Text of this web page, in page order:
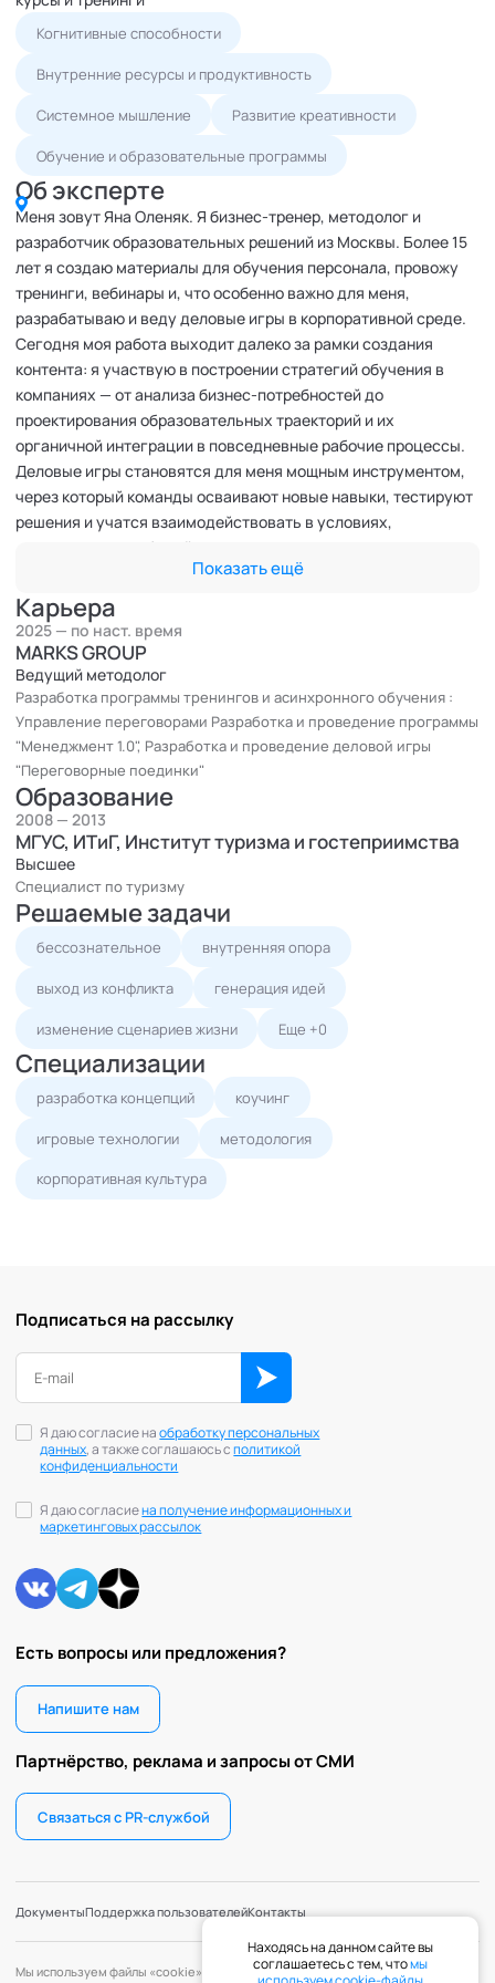
Когнитивные способности
Внутренние ресурсы и продуктивность
Системное мышление Развитие креативности
Обучение и образовательные программы
Об эксперте
Меня зовут Яна Оленяк. Я бизнес-тренер, методолог и
разработчик образовательных решений из Москвы. Более 15
лет я создаю материалы для обучения персонала, провожу
тренинги, вебинары и, что особенно важно для меня,
разрабатываю и веду деловые игры в корпоративной среде.
Сегодня моя работа выходит далеко за рамки создания
контента: я участвую в построении стратегий обучения в
компаниях — от анализа бизнес-потребностей до
проектирования образовательных траекторий и их
органичной интеграции в повседневные рабочие процессы.
Деловые игры становятся для меня мощным инструментом,
через который команды осваивают новые навыки, тестируют
решения и учатся взаимодействовать в условиях,
максимально приближённых к реальности.
Особое место в моей практике занимает коучинг — как
индивидуальный, так и командный. Я уверена: настоящий
рост возможен там, где есть пространство для вопросов,
осознанности и доверия. Для меня обучение — это не просто
передача знаний, а сопровождение людей на пути к большей
эффективности, целостности и внутренней устойчивости.
Помимо этого, я занимаюсь переводом и валидацией текстов
с английского на русский, создаю презентации и
электронные курсы — всегда с чётким фокусом на цели,
аудиторию и контекст. Мне нравится работать как со словом,
так и с визуальным оформлением: наход
Показать ещё
Карьера
MARKS GROUP
Ведущий методолог
Разработка программы тренингов и асинхронного обучения :
Управление переговорами Разработка и проведение программы
"Менеджмент 1.0", Разработка и проведение деловой игры
"Переговорные поединки"
2025 — по наст. время
Образование
МГУС, ИТиГ, Институт туризма и гостеприимства
Высшее
Специалист по туризму
2008 — 2013
Решаемые задачи
бессознательное внутренняя опора
выход из конфликта генерация идей
изменение сценариев жизни Еще +0
Специализации
разработка концепций коучинг
игровые технологии методология
корпоративная культура
Есть вопросы или предложения?
Напишите нам
Партнёрство, реклама и запросы от СМИ
Связаться с PR-службой
Подписаться на рассылку
Я даю согласие наобработку персональных
данных, а также соглашаюсь сполитикой
конфиденциальности
Я даю согласиена получение информационных и
маркетинговых рассылок
ДокументыПоддержка пользователейКонтакты
Мы используем файлы «cookie» с целью персонализации сервисов и
Находясь на данном сайте вы
соглашаетесь с тем, чтомы